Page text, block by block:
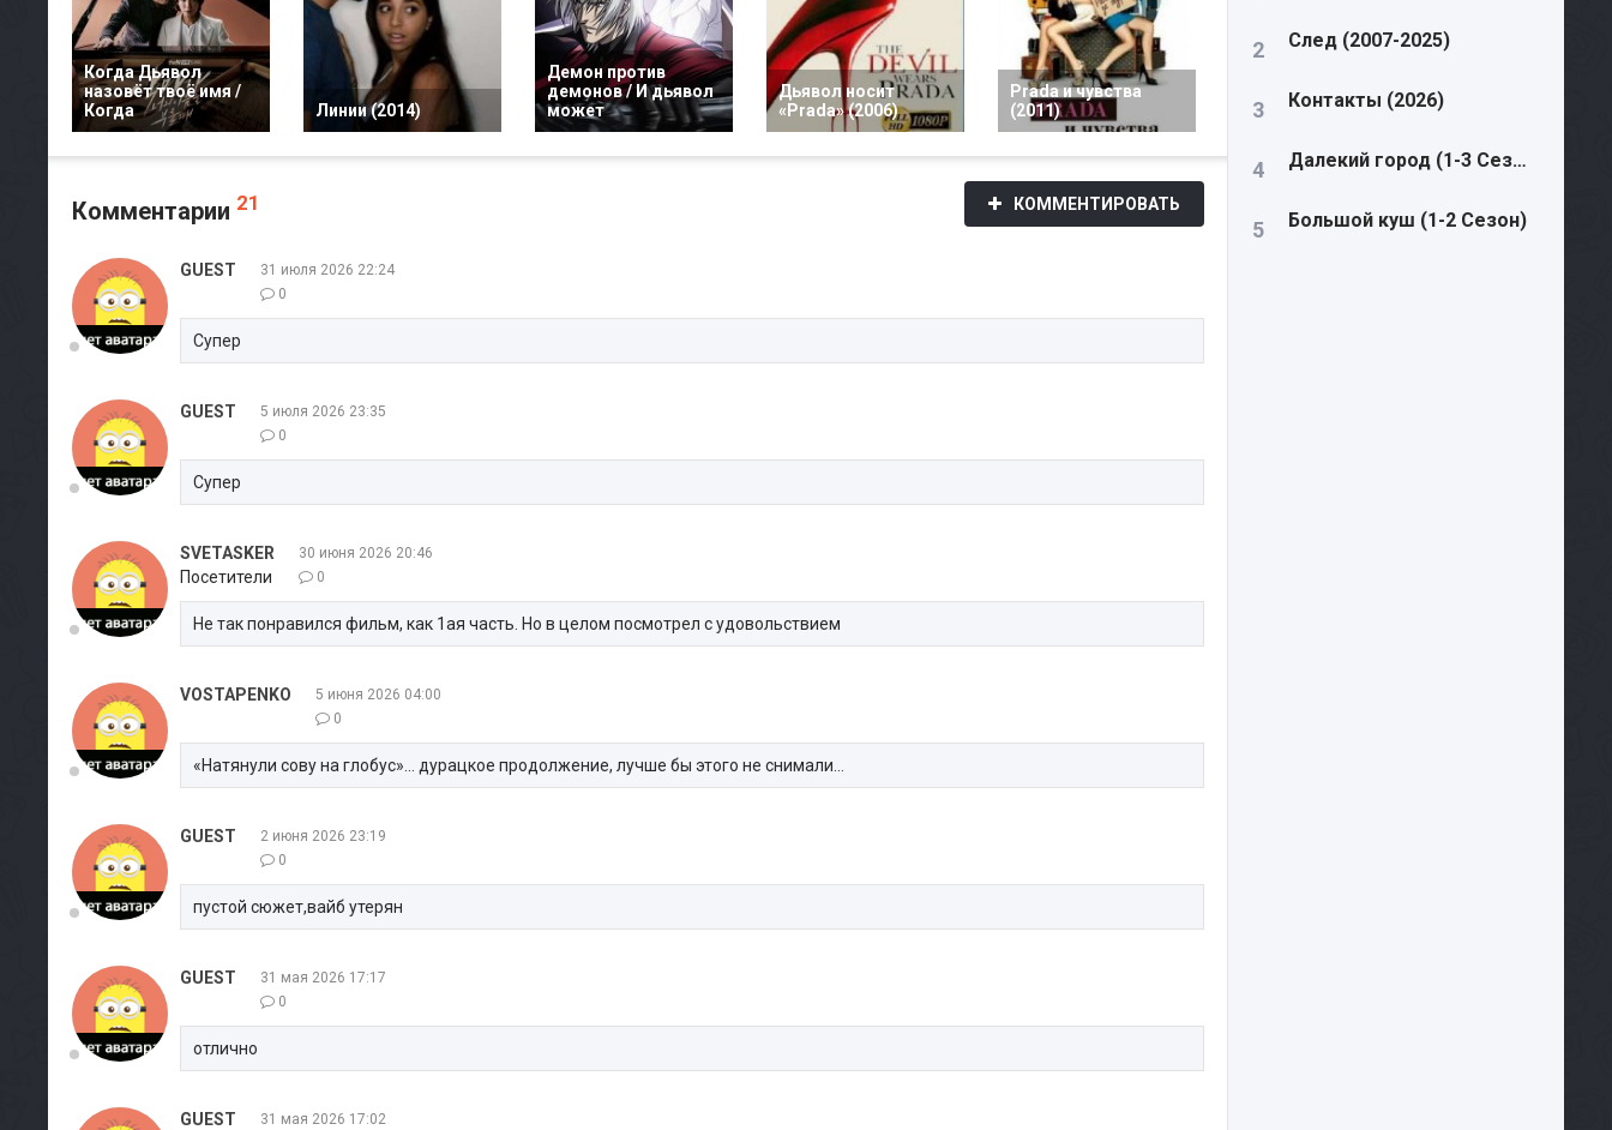
Когда Дьявол
назовёт твоё имя /
Когда
Линии (2014)
Демон против
демонов / И дьявол
может
Дьявол носит
«Prada» (2006)
Prada и чувства
(2011)
Комментарии 21 КОММЕНТИРОВАТЬ
GUEST
31 июля 2026 22:24
0
Супер
GUEST
5 июля 2026 23:35
0
Супер
SVETASKER
Посетители
30 июня 2026 20:46
0
Не так понравился фильм, как 1ая часть. Но в целом посмотрел с удовольствием
VOSTAPENKO
5 июня 2026 04:00
0
«Натянули сову на глобус»... дурацкое продолжение, лучше бы этого не снимали…
GUEST
2 июня 2026 23:19
0
пустой сюжет,вайб утерян
GUEST
31 мая 2026 17:17
0
отлично
GUEST
31 мая 2026 17:02
След (2007-2025)
Контакты (2026)
Далекий город (1-3 Сезон)
Большой куш (1-2 Сезон)